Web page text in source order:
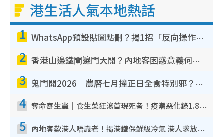
港生活人氣本地熱話
1 WhatsApp預設貼圖點刪？揭1招「反向操作」還原簡潔介面 附3步實測教學
2 香港山邊鐵閘邊門大開？內地客困惑意義何在！網民神回覆：呢種叫法理性防禦
3 鬼門開2026｜農曆七月撞正日全食特別邪？專家警告切忌做一事！揭4大禁忌+2招保平安
4 奪命寄生蟲｜食生菜狂瀉首現死者！疫潮惡化錄1.8萬宗病例 揭洗菜3大謬誤
5 內地客歎港人唔識老！揭港鐵保鮮級冷氣 港人求放過：咪投訴